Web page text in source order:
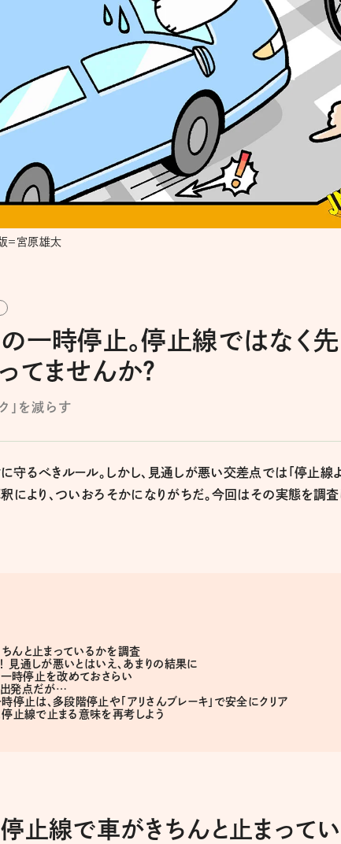
＝宮原雄太
一時停止。停止線ではなく先
てませんか？
」を減らす
るべきルール。しかし、見通しが悪い交差点では「停止線
により、ついおろそかになりがちだ。今回はその実態を調査
んと止まっているかを調査
見通しが悪いとはいえ、あまりの結果に
時停止を改めておさらい
出発点だが…
止は、多段階停止や「アリさんブレーキ」で安全にクリア
止線で止まる意味を再考しよう
止線で車がきちんと止まってい